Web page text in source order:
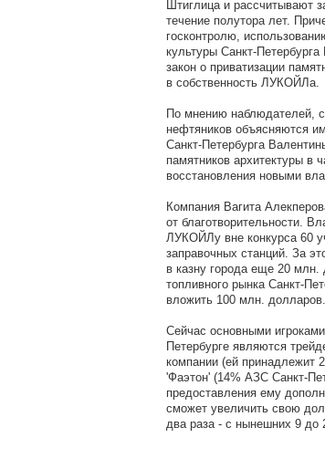
Штиглица и рассчитывают
течение полутора лет.
госконтролю,
культуры Санкт-
закон о приватизации
в собственность ЛУКОЙЛа.
По мнению наблюдателей,
нефтяников объясняются
Санкт-Петербурга
памятников архитектуры в
восстановления новыми
Компания Вагита
от благотворительности.
ЛУКОЙЛу вне конкурса 60
заправочных станций. За
в казну города еще 20 млн.
топливного рынка Санкт-
вложить 100 млн. долларов.
Сейчас основными
Петербурге являются
компании (ей принадлежит
'Фаэтон' (14% АЗС Санкт-
предоставления ему
сможет увеличить свою
два раза - с нынешних 9 до